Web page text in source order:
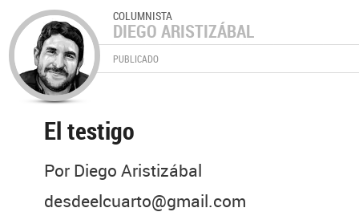
COLUMNISTA
DIEGO ARISTIZÁBAL
PUBLICADO
El testigo
Por Diego Aristizábal
desdeelcuarto@gmail.com